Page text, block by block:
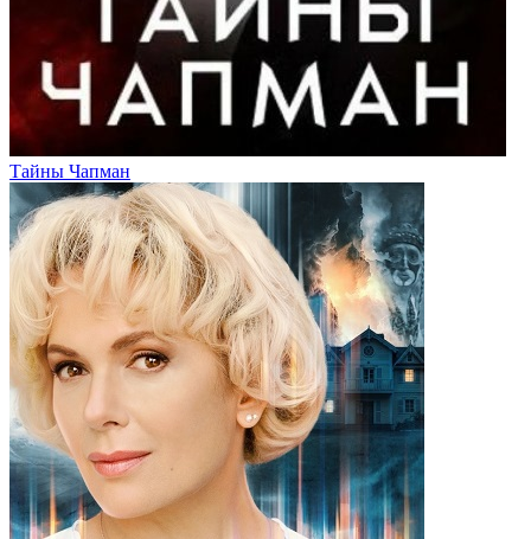
Тайны Чапман